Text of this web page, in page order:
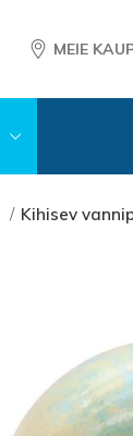
MEIE
Kihisev